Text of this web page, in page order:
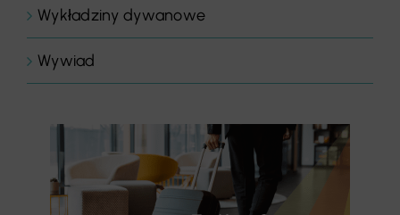
Wykładziny dywanowe
Wywiad